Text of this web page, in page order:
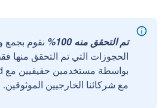
تم التحقق منه 100%
نقوم
الحجوزات التي تم التحقق منها
مع شركائنا الخارجيين الموثوقين.